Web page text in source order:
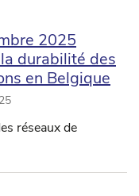
2025
durabilité des
en Belgique
réseaux de